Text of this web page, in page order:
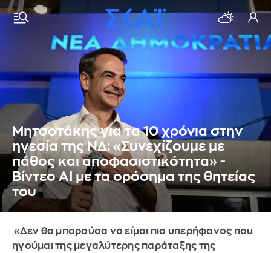
Μητσοτάκης για τα 10 χρόνια στην
ηγεσία της ΝΔ: «Συνεχίζουμε με
πάθος και αποφασιστικότητα» -
Βίντεο ΑΙ με τα ορόσημα της θητείας
του
«Δεν θα μπορούσα να είμαι πιο υπερήφανος που
ηγούμαι της μεγαλύτερης παράταξης της